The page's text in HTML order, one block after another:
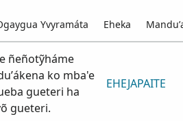
Yvyramáta Eheka
ñeñotỹháme
ko mba'e
gueteri ha
gueteri.
EHEJAPAITE